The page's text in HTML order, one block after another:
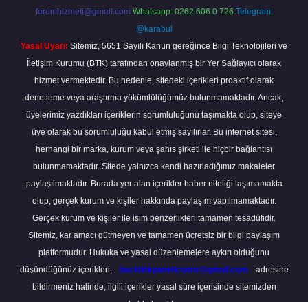
forumhizmeti@gmail.com Whatsapp: 0262 606 0 726 Telegram:
@karabul
Yasal Uyarı: Sitemiz, 5651 Sayılı Kanun gereğince Bilgi Teknolojileri ve
İletişim Kurumu (BTK) tarafından onaylanmış bir Yer Sağlayıcı olarak
hizmet vermektedir. Bu nedenle, sitedeki içerikleri proaktif olarak
denetleme veya araştırma yükümlülüğümüz bulunmamaktadır. Ancak,
üyelerimiz yazdıkları içeriklerin sorumluluğunu taşımakta olup, siteye
üye olarak bu sorumluluğu kabul etmiş sayılırlar. Bu internet sitesi,
herhangi bir marka, kurum veya şahıs şirketi ile hiçbir bağlantısı
bulunmamaktadır. Sitede yalnızca kendi hazırladığımız makaleler
paylaşılmaktadır. Burada yer alan içerikler haber niteliği taşımamakta
olup, gerçek kurum ve kişiler hakkında paylaşım yapılmamaktadır.
Gerçek kurum ve kişiler ile isim benzerlikleri tamamen tesadüfidir.
Sitemiz, kar amacı gütmeyen ve tamamen ücretsiz bir bilgi paylaşım
platformudur. Hukuka ve yasal düzenlemelere aykırı olduğunu
düşündüğünüz içerikleri,
backlinkpanelicomtr@gmail.com
adresine
bildirmeniz halinde, ilgili içerikler yasal süre içerisinde sitemizden